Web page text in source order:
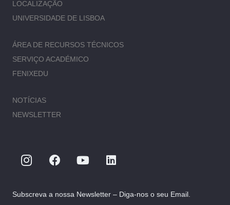
LOCALIZAÇÃO
UNIVERSIDADE DE LISBOA
ÁREA DE RECURSOS TÉCNICOS
SERVIÇO ACADÉMICO
FENIXEDU
NOTÍCIAS
NEWSLETTER
Subscreva a nossa Newsletter – Diga-nos o seu Email.